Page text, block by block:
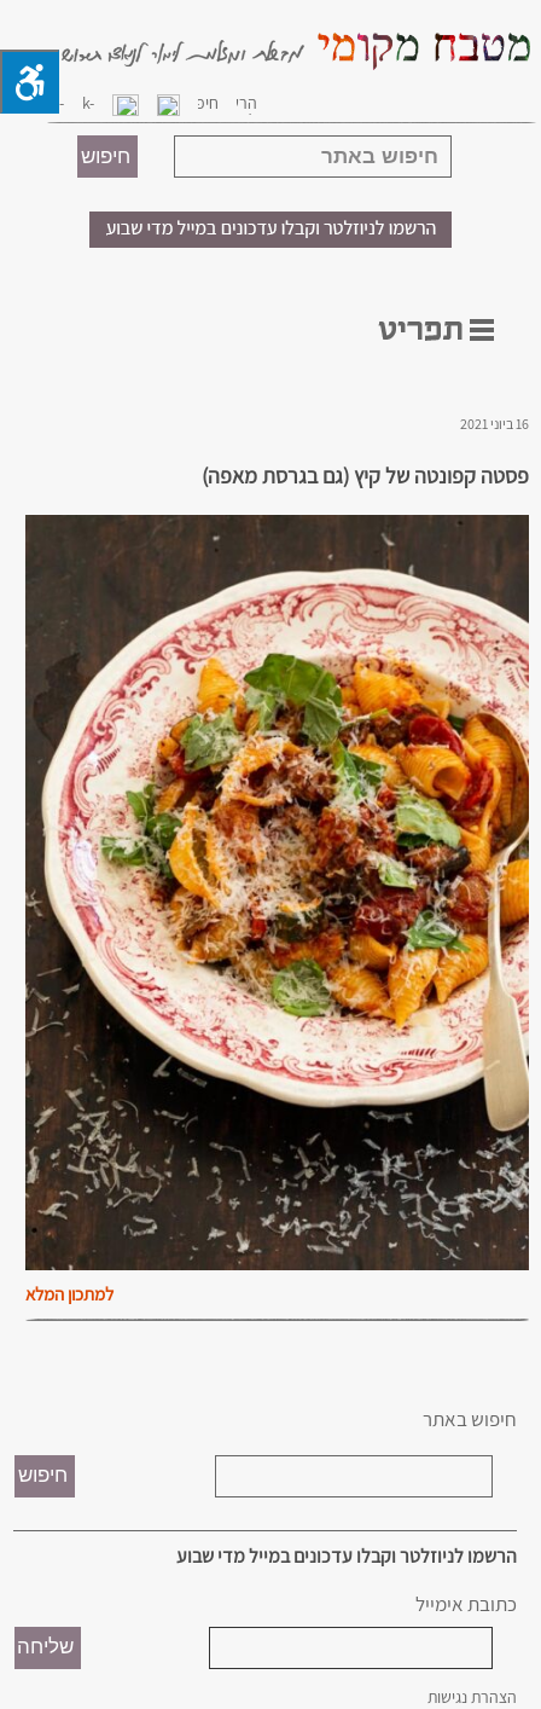
16 ביוני 2021
פסטה קפונטה של קיץ (גם בגרסת מאפה)
למתכון המלא
חיפוש באתר
הרשמו לניוזלטר וקבלו עדכונים במייל מדי שבוע
כתובת אימייל
הצהרת נגישות